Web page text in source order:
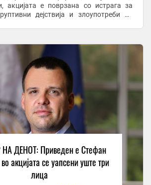
акцијата е поврзана со истрага за
дејствија и злоупотреби во
ДЕНОТ: Приведен е Стефан
акцијата се уапсени уште три
лица